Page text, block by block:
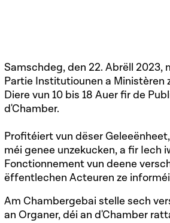
Samschdeg, den 22. Abrëll 2023,
Partie Institutiounen a Ministèren
Diere vun 10 bis 18 Auer fir de
d'Chamber.
Profitéiert vun dëser
méi genee unzekucken, a fir Iech
Fonctionnement vun deene
ëffentlechen Acteuren ze
Am Chambergebai stelle sech
an Organer, déi an d'Chamber